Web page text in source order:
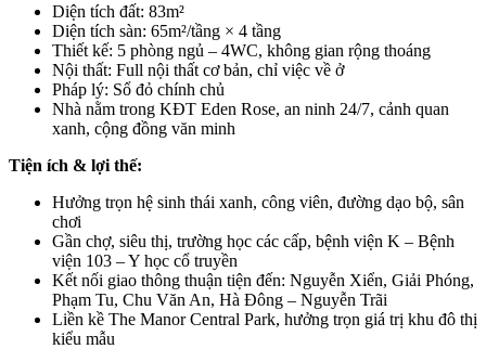
Diện tích đất: 83m²
Diện tích sàn: 65m²/tầng × 4 tầng
Thiết kế: 5 phòng ngủ – 4WC, không gian rộng thoáng
Nội thất: Full nội thất cơ bản, chỉ việc về ở
Pháp lý: Sổ đỏ chính chủ
Nhà nằm trong KĐT Eden Rose, an ninh 24/7, cảnh quan
xanh, cộng đồng văn minh
Tiện ích & lợi thế:
Hưởng trọn hệ sinh thái xanh, công viên, đường dạo bộ, sân
chơi
Gần chợ, siêu thị, trường học các cấp, bệnh viện K – Bệnh
viện 103 – Y học cổ truyền
Kết nối giao thông thuận tiện đến: Nguyễn Xiển, Giải Phóng,
Phạm Tu, Chu Văn An, Hà Đông – Nguyễn Trãi
Liền kề The Manor Central Park, hưởng trọn giá trị khu đô thị
kiểu mẫu